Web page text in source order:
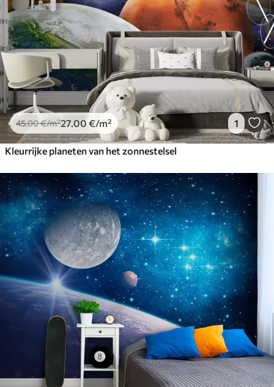
45.00€/m²27 .00 €/m² 1
Kleurrijke planeten van het zonnestelsel